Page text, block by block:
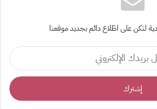
لتكن على اطّلاع دائم بجديد موقعنا